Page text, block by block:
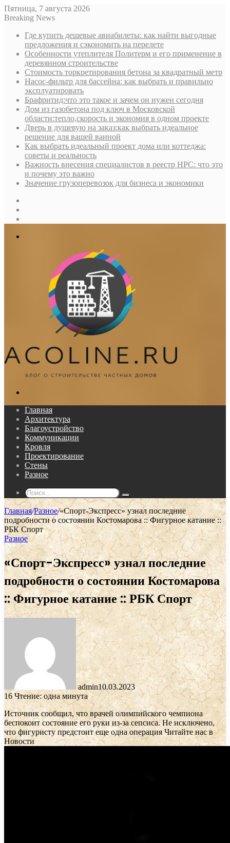
Пятница, 7 августа 2026
Breaking News
Где купить дешевые авиабилеты: как найти выгодные
предложения и сэкономить на перелете
Особенности утеплителя Политерм и его применение в
деревянном строительстве
Стоимость торкретирования бетона за квадратный метр
Насос-фильтр для бассейна: как выбрать и правильно
эксплуатировать
Брафритид:что это такое и зачем он нужен сегодня
Дом из газобетона под ключ в Московской
области:тепло,скорость и экономия в одном проекте
Дверь в душевую на заказ:как выбрать идеальное
решение для вашей ванной
Как выбрать идеальный проект дома или коттеджа:
советы и реальность
Важность внесения специалистов в реестр НРС: что это
и почему это важно
Значение грузоперевозок для бизнеса и экономики
Главная
Архитектура
Благоустройство
Коммуникации
Кровля
Проектирование
Стены
Разное
Поиск...
Главная/Разное/«Спорт-Экспресс» узнал последние
подробности о состоянии Костомарова :: Фигурное катание ::
РБК Спорт
Разное
«Спорт-Экспресс» узнал последние
подробности о состоянии Костомарова
:: Фигурное катание :: РБК Спорт
admin10.03.2023
16 Чтение: одна минута
Источник сообщил, что врачей олимпийского чемпиона
беспокоит состояние его руки из-за сепсиса. Не исключено,
что фигуристу предстоит еще одна операция Читайте нас в
Новости